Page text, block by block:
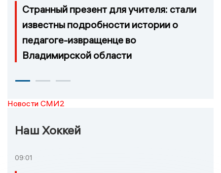
Странный презент для учителя: стали
известны подробности истории о
педагоге-извращенце во
Владимирской области
Новости СМИ2
Наш Хоккей
09:01